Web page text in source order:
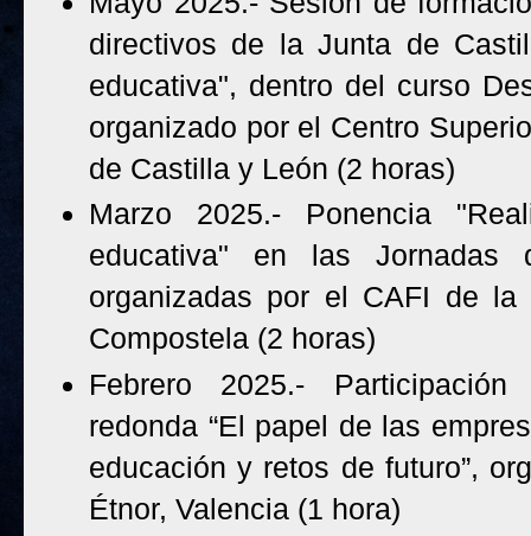
directivos de la Junta de
educativa", dentro del curso
organizado por el Centro
de Castilla y León (2 horas)
Marzo 2025.- Ponencia
educativa" en las Jornadas
organizadas por el CAFI de
Compostela (2 horas)
Febrero 2025.-
redonda “El papel de las
educación y retos de futuro”,
Étnor, Valencia (1 hora)